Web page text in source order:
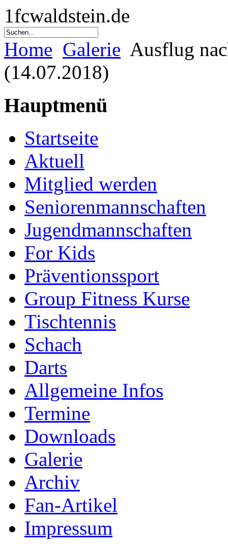
1fcwaldstein.de
Home Galerie Ausflug
(14.07.2018)
Hauptmenü
Startseite
Aktuell
Mitglied werden
Seniorenmannschaften
Jugendmannschaften
For Kids
Präventionssport
Group Fitness Kurse
Tischtennis
Schach
Darts
Allgemeine Infos
Termine
Downloads
Galerie
Archiv
Fan-Artikel
Impressum